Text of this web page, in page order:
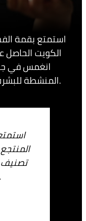
استمتع بقمة
الكويت
انغمس في
المنشطة للبشرة، وسط واحة من السكينة والفخامة.